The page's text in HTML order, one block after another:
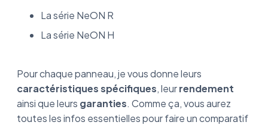
La série NeON R
La série NeON H
Pour chaque panneau, je vous donne leurs
caractéristiquesspécifiques, leurrendement
ainsi que leurs garanties. Comme ça, vous aurez
toutes les infos essentielles pour faire un comparatif